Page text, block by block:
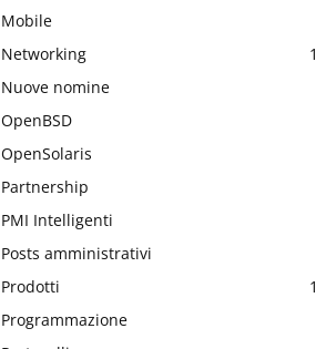
Mobile
Networking
Nuove nomine
OpenBSD
OpenSolaris
Partnership
PMI Intelligenti
Posts amministrativi
Prodotti
Programmazione